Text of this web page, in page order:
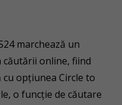
marchează un
online, fiind
opțiunea Circle to
o funcție de căutare